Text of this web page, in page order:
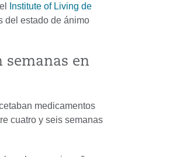
Institute of Living de
del estado de ánimo
semanas en
medicamentos
cuatro y seis semanas